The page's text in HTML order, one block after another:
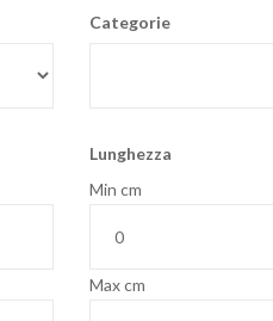
Categorie
Lunghezza
Min cm
Max cm